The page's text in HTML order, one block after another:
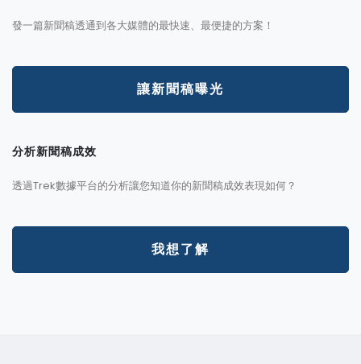
發一篇新聞稿透通到各大媒體的最快速、最便捷的方案！
讓新聞稿曝光
分析新聞稿成效
透過Trek數據平台的分析讓您知道你的新聞稿成效表現如何？
我想了解